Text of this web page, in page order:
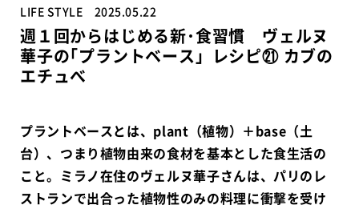
LIFE STYLE 2025.05.22
週１回からはじめる新･食習慣 ヴェルヌ
華子の｢プラントベース」レシピ㉑ カブの
エチュべ
プラントベースとは、plant（植物）＋base（土
台）、つまり植物由来の食材を基本とした食生活の
こと。ミラノ在住のヴェルヌ華子さんは、パリのレ
ストランで出合った植物性のみの料理に衝撃を受け